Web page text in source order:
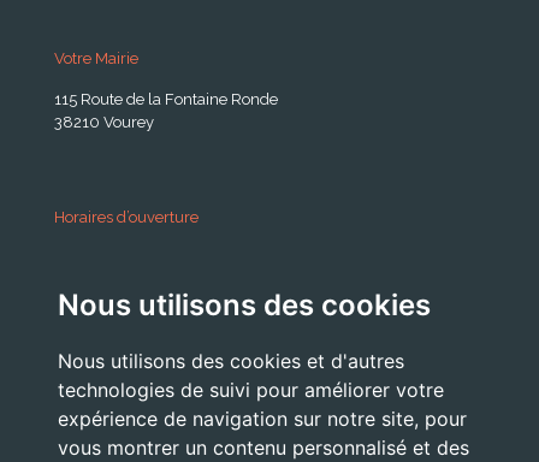
Nous utilisons des cookies
Nous utilisons des cookies et d'autres
technologies de suivi pour améliorer votre
expérience de navigation sur notre site, pour
vous montrer un contenu personnalisé et des
Votre Mairie
115 Route de la Fontaine Ronde
38210 Vourey
Horaires d’ouverture
Lundi . Mardi : 10h 12h /16h 18h30
Jeudi . Vendredi : 13h30 / 17h